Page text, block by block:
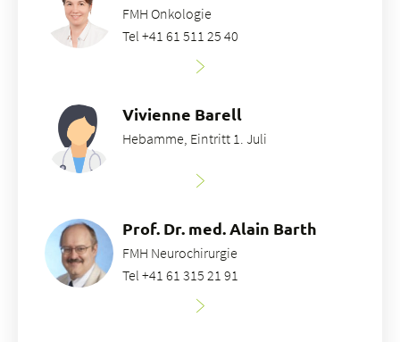
FMH Onkologie
Tel +41 61 511 25 40
Vivienne Barell
Hebamme, Eintritt 1. Juli
Prof. Dr. med. Alain Barth
FMH Neurochirurgie
Tel +41 61 315 21 91